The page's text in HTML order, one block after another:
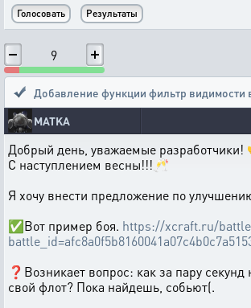
9
Добавление функции фильтр видимости
MATKA
Добрый день, уважаемые разработчики!
С наступлением весны!!!🥂
Я хочу внести предложение по
✅Вот пример боя. https://xcraft.ru/
❓Возникает вопрос: как за пару секунд
свой флот? Пока найдешь, собьют(.